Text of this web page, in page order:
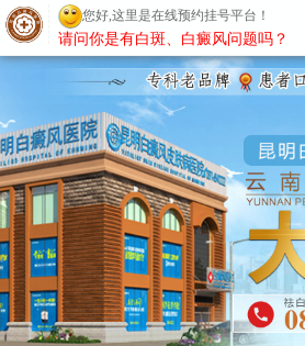
昆明白癜风医院
您好,这里是在线预约挂号平台！
请问你是有白斑、白癜风问题吗？